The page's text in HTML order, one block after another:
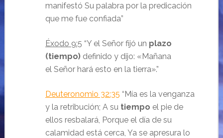
manifestó Su palabra por la predicación
que me fue confiada”
Éxodo 9:5 “Y el Señorfijó un plazo
(tiempo)definido y dijo: «Mañana
el Señorhará esto en la tierra».”
Deuteronomio 32:35 “Mía es la venganza
y la retribución; A su tiempo el pie de
ellos resbalará, Porque el día de su
calamidad está cerca, Ya se apresura lo